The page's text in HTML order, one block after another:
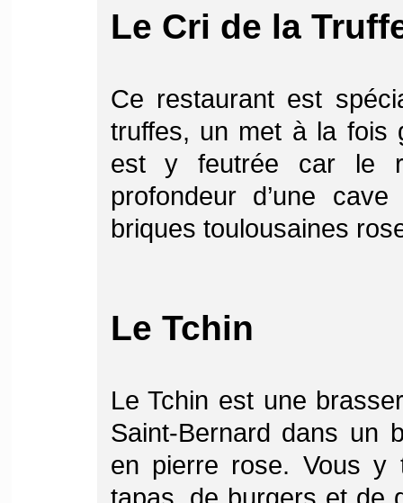
Le Cri de la
Ce restaurant est
truffes, un met à la fois
est y feutrée car le
profondeur d’une
briques toulousaines
Le Tchin
Le Tchin est une
Saint-Bernard dans un
en pierre rose. Vous y